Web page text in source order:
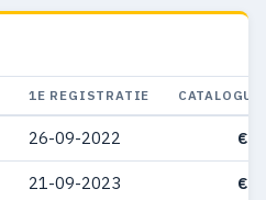
1E REGISTRATIE
26-09-2022 €
21-09-2023 €